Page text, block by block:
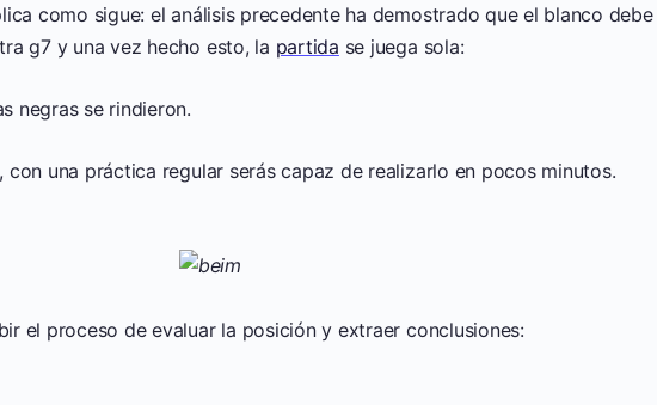
como sigue: el análisis precedente ha demostrado que el blanco debe
g7 y una vez hecho esto, la partida se juega sola:
negras se rindieron.
una práctica regular serás capaz de realizarlo en pocos minutos.
el proceso de evaluar la posición y extraer conclusiones: